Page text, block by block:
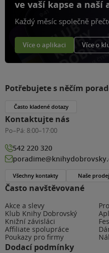
ve vaší kapse a naší
Každý měsíc společně
Více o aplikaci Více o
Často navštěvované
Akce a slevy
Klub Knihy Dobrovský
Knižní závisláci
Affiliate spolupráce
Poukazy pro firmy
Dodací podmínky
Potřebujete s něčím
Často kladené dotazy
Kontaktujte nás
Po–Pá: 8:00–17:00
542 220 320
Všechny kontakty Naše